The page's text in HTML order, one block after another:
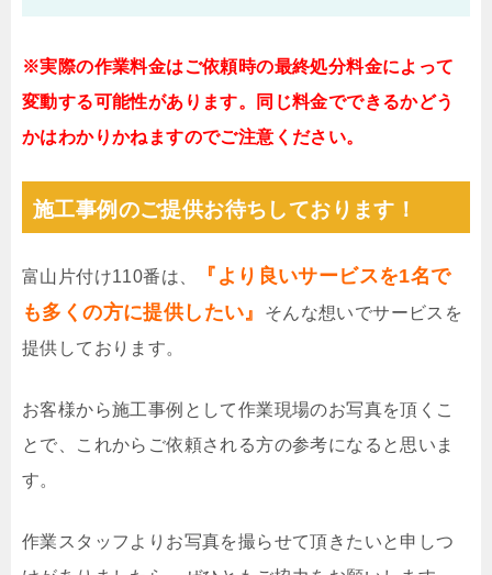
※実際の作業料金はご依頼時の最終処分料金によって
変動する可能性があります。同じ料金でできるかどう
かはわかりかねますのでご注意ください。
施工事例のご提供お待ちしております！
富山片付け110番は、
『より良いサービスを1名で
も多くの方に提供したい』
そんな想いでサービスを
提供しております。
お客様から施工事例として作業現場のお写真を頂くこ
とで、これからご依頼される方の参考になると思いま
す。
作業スタッフよりお写真を撮らせて頂きたいと申しつ